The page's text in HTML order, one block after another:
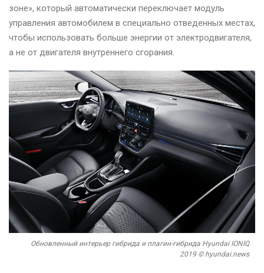
зоне», который автоматически переключает модуль
управления автомобилем в специально отведенных местах,
чтобы использовать больше энергии от электродвигателя,
а не от двигателя внутреннего сгорания.
Обновленный интерьер гибрида и плагин-гибрида Hyundai IONIQ
2019 © hyundai.news